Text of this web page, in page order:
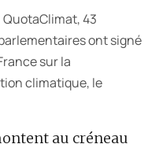
au créneau
QuotaClimat, 43
ont signé
sur la
climatique, le